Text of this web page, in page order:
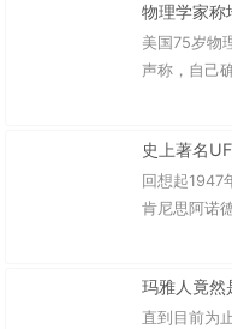
物理学家称
美国75岁物
声称，自己
史上著名
回想起1947
肯尼思阿诺
玛雅人竟然
直到目前为